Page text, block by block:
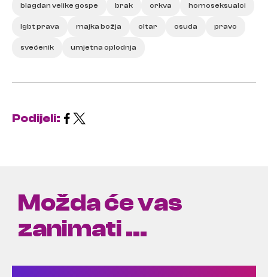
blagdan velike gospe brak crkva homoseksualci
lgbt prava majka božja oltar osuda pravo
svećenik umjetna oplodnja
Podijeli:
Možda će vas
zanimati ...